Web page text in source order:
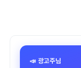
📣 광고주님